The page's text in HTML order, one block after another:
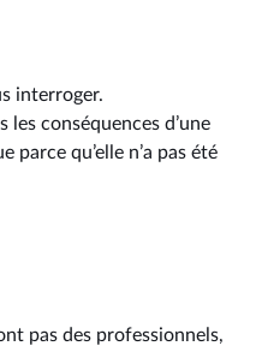
interroger.
les conséquences d’une
qu’elle n’a pas été
pas des professionnels,